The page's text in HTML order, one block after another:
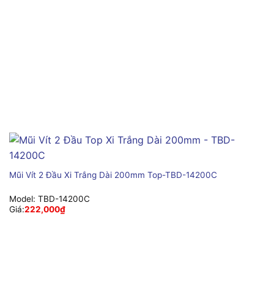
Mũi Vít 2 Đầu Xi Trắng Dài 200mm Top-TBD-14200C
Model: TBD-14200C
Giá:222,000₫